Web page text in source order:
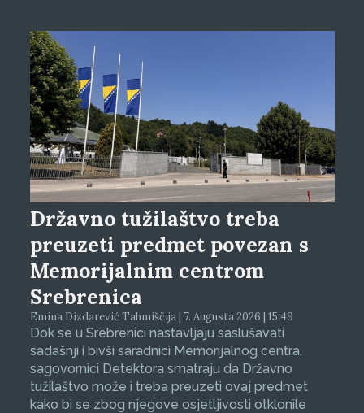
Državno tužilaštvo treba
preuzeti predmet povezan s
Memorijalnim centrom
Srebrenica
Emina Dizdarević Tahmiščija | 7. Augusta 2026 | 15:49
Dok se u Srebrenici nastavljaju saslušavati
sadašnji i bivši saradnici Memorijalnog centra,
sagovornici Detektora smatraju da Državno
tužilaštvo može i treba preuzeti ovaj predmet
kako bi se zbog njegove osjetljivosti otklonile